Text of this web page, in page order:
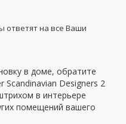
ответят на все Ваши
в доме, обратите
Designers 2
в интерьере
помещений вашего